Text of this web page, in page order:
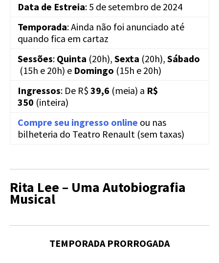
Data de Estreia: 5 de setembro de 2024
Temporada: Ainda não foi anunciado até
quando fica em cartaz
Sessões: Quinta (20h), Sexta (20h), Sábado
(15h e 20h) e Domingo (15h e 20h)
Ingressos: De R$ 39,6 (meia) a R$
350 (inteira)
Compre seu ingresso online ou nas
bilheteria do Teatro Renault (sem taxas)
Rita Lee – Uma Autobiografia
Musical
TEMPORADA PRORROGADA